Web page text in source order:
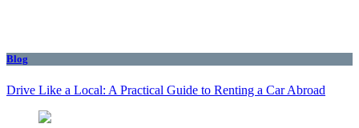
Blog
Drive Like a Local: A Practical Guide to Renting a Car Abroad